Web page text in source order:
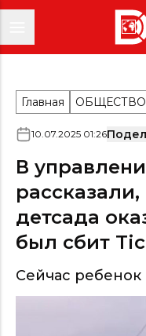
Главная ОБЩЕСТВО
10.07.2025 01:26
В
детсада
был сбит
Сейчас ребенок